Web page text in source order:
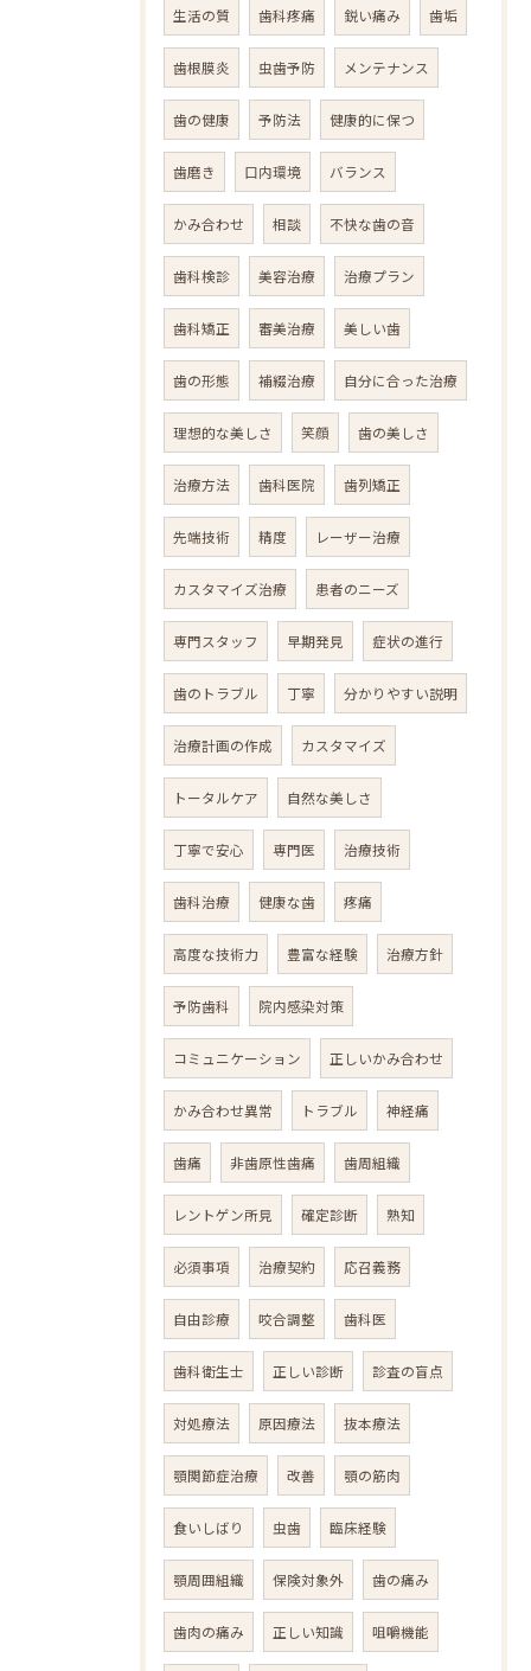
生活の質 歯科疼痛 鋭い痛み 歯垢
歯根膜炎 虫歯予防 メンテナンス
歯の健康 予防法 健康的に保つ
歯磨き 口内環境 バランス
かみ合わせ 相談 不快な歯の音
歯科検診 美容治療 治療プラン
歯科矯正 審美治療 美しい歯
歯の形態 補綴治療 自分に合った治療
理想的な美しさ 笑顔 歯の美しさ
治療方法 歯科医院 歯列矯正
先端技術 精度 レーザー治療
カスタマイズ治療 患者のニーズ
専門スタッフ 早期発見 症状の進行
歯のトラブル 丁寧 分かりやすい説明
治療計画の作成 カスタマイズ
トータルケア 自然な美しさ
丁寧で安心 専門医 治療技術
歯科治療 健康な歯 疼痛
高度な技術力 豊富な経験 治療方針
予防歯科 院内感染対策
コミュニケーション 正しいかみ合わせ
かみ合わせ異常 トラブル 神経痛
歯痛 非歯原性歯痛 歯周組織
レントゲン所見 確定診断 熟知
必須事項 治療契約 応召義務
自由診療 咬合調整 歯科医
歯科衛生士 正しい診断 診査の盲点
対処療法 原因療法 抜本療法
顎関節症治療 改善 顎の筋肉
食いしばり 虫歯 臨床経験
顎周囲組織 保険対象外 歯の痛み
歯肉の痛み 正しい知識 咀嚼機能